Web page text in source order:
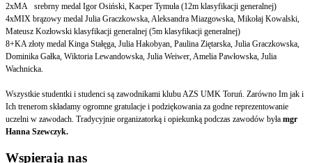
2xMA srebrny medal Igor Osiński, Kacper Tymuła (12m klasyfikacji generalnej)
4xMIX brązowy medal Julia Graczkowska, Aleksandra Miazgowska, Mikołaj Kowalski,
Mateusz Kozłowski klasyfikacji generalnej (5m klasyfikacji generalnej)
8+KA złoty medal Kinga Stałęga, Julia Hakobyan, Paulina Ziętarska, Julia Graczkowska,
Dominika Gałka, Wiktoria Lewandowska, Julia Weiwer, Amelia Pawłowska, Julia
Wachnicka.
Wszystkie studentki i studenci są zawodnikami klubu AZS UMK Toruń. Zarówno Im jak i
Ich trenerom składamy ogromne gratulacje i podziękowania za godne reprezentowanie
uczelni w zawodach. Tradycyjnie organizatorką i opiekunką podczas zawodów była mgr
Hanna Szewczyk.
Wspierają nas